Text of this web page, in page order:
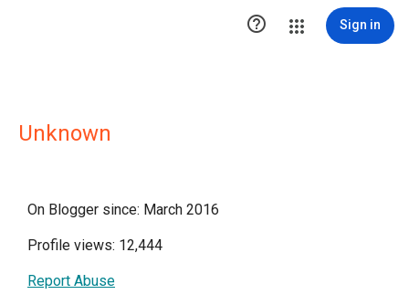
 Sign in
Unknown
On Blogger since: March 2016
Profile views: 12,444
Report Abuse